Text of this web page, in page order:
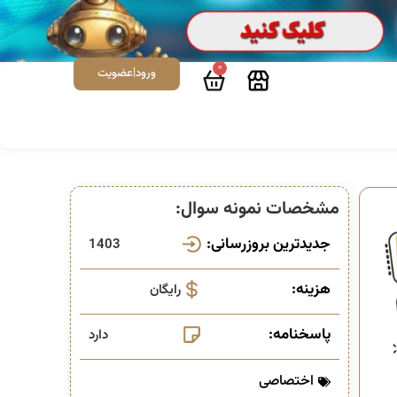
0 ورود|عضویت
مشخصات نمونه سوال:
جدیدترین بروزرسانی: 1403
هزینه: رایگان
پاسخنامه: دارد
اختصاصی